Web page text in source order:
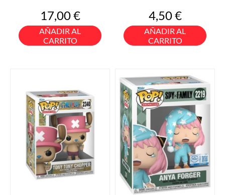
Precio
17,00 €
AÑADIR AL
CARRITO
Precio
4,50 €
AÑADIR AL
CARRITO